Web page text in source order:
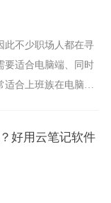
此不少职场人都在寻
要适合电脑端、同时
适合上班族在电脑上
好用云笔记软件